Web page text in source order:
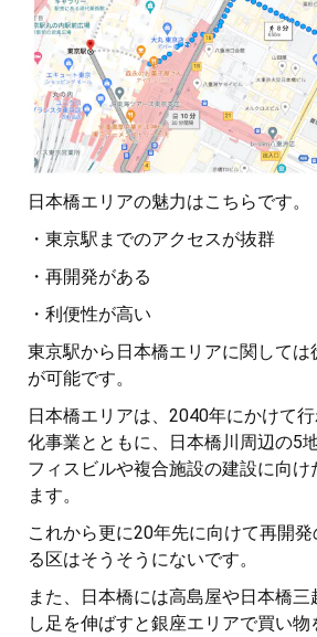
日本橋エリアの魅力はこちらです。
・東京駅までのアクセスが抜群
・再開発がある
・利便性が高い
東京駅から日本橋エリアに関しては
が可能です。
日本橋エリアは、2040年にかけて
化事業とともに、日本橋川周辺の5
フィスビルや複合施設の建設に向け
ます。
これから更に20年先に向けて再開
る区はそうそうにないです。
また、日本橋には高島屋や日本橋
し足を伸ばすと銀座エリアで買い